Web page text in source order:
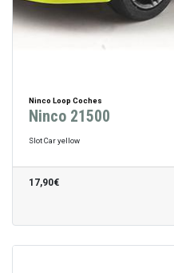
Ninco Loop Coches
Ninco 21500
Slot Car yellow
17,90€